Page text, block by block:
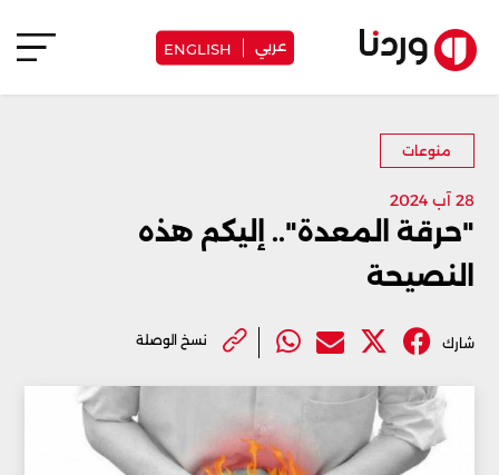
عربي ENGLISH
منوعات
28 آب 2024
‏"حرقة المعدة".. إليكم هذه
النصيحة
شارك نسخ الوصلة